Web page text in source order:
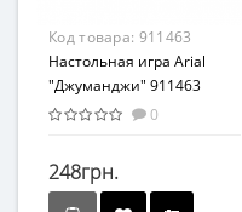
Код товара: 911463
Настольная игра Arial
"Джуманджи" 911463
0
248грн.